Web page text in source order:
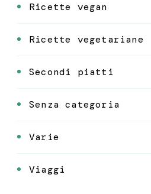
Ricette vegan
Ricette vegetariane
Secondi piatti
Senza categoria
Varie
Viaggi